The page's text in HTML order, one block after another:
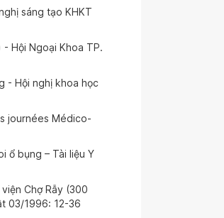
sáng tạo KHKT
Hội Ngoại Khoa TP.
- Hội nghị khoa học
journées Médico-
ổ bụng – Tài liệu Y
Chợ Rẫy (300
03/1996: 12-36